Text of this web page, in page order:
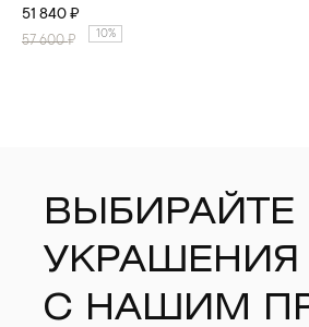
51 840 ₽
57 600₽ 10%
УКРАШЕНИЯ
С НАШИМ